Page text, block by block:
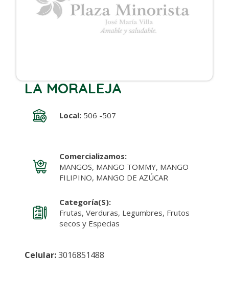
LA MORALEJA
Local:506 -507
Comercializamos:
MANGOS, MANGO TOMMY, MANGO
FILIPINO, MANGO DE AZÚCAR
Categoría(s):
Frutas, Verduras, Legumbres, Frutos
secos y Especias
Celular:3016851488